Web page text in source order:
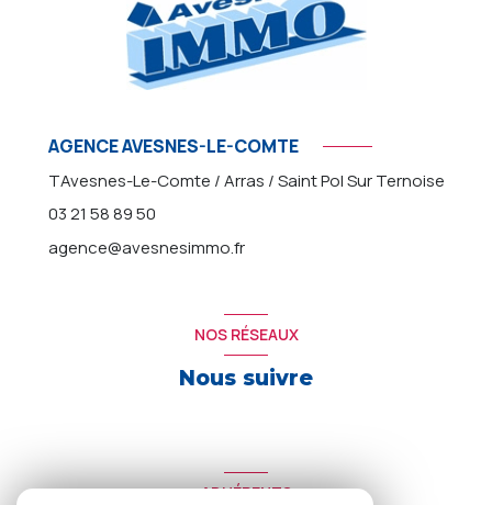
AGENCE AVESNES-LE-COMTE
TAvesnes-Le-Comte / Arras / Saint Pol Sur Ternoise
03 21 58 89 50
agence@avesnesimmo.fr
NOS RÉSEAUX
Nous suivre
ADHÉRENTS